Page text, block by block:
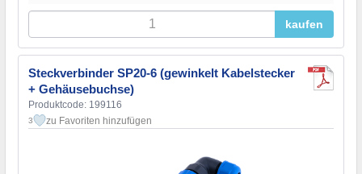
kaufen
Steckverbinder SP20-6 (gewinkelt Kabelstecker
+ Gehäusebuchse)
Produktcode: 199116
3 zu Favoriten hinzufügen